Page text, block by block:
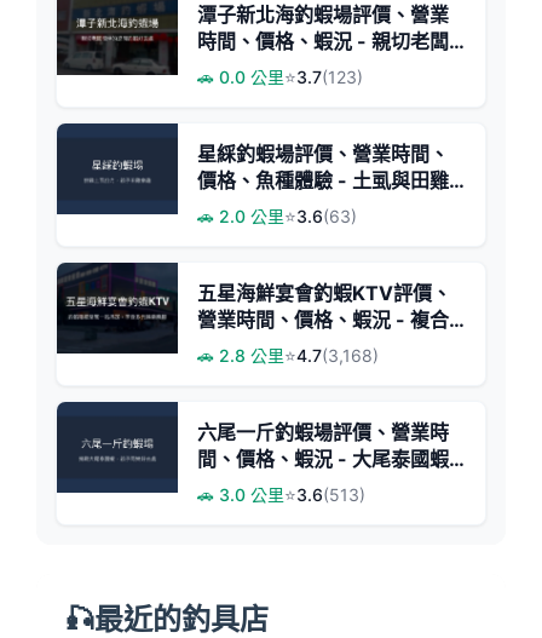
潭子新北海釣蝦場評價、營業
時間、價格、蝦況 - 親切老闆
與悠閒休閒釣場
🚗 0.0 公里⭐3.7(123)
星綵釣蝦場評價、營業時間、
價格、魚種體驗 - 土虱與田雞
釣趣
🚗 2.0 公里⭐3.6(63)
五星海鮮宴會釣蝦KTV評價、
營業時間、價格、蝦況 - 複合
式釣蝦聚餐娛樂場
🚗 2.8 公里⭐4.7(3,168)
六尾一斤釣蝦場評價、營業時
間、價格、蝦況 - 大尾泰國蝦
與親子體驗
🚗 3.0 公里⭐3.6(513)
🎣最近的釣具店